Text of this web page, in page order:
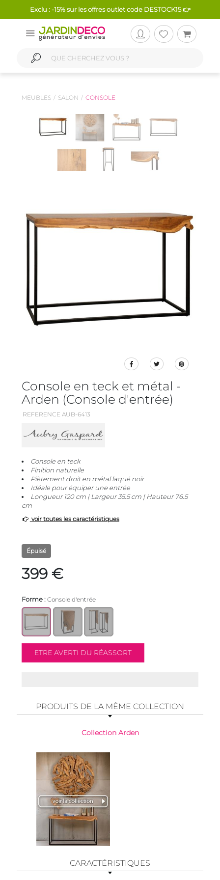
Exclu : -15% sur les offres outlet code DESTOCK15 👉
MEUBLES SALON CONSOLE
Console en teck et métal -
Arden (Console d'entrée)
REFERENCE AUB-6413
Console en teck
Finition naturelle
Piètement droit en métal laqué noir
Idéale pour équiper une entrée
Longueur 120 cm | Largeur 35.5 cm | Hauteur 76.5
cm
voir toutes les caractéristiques
Épuisé
399 €
Forme : Console d'entrée
PRODUITS DE LA MÊME COLLECTION
Collection Arden
CARACTÉRISTIQUES